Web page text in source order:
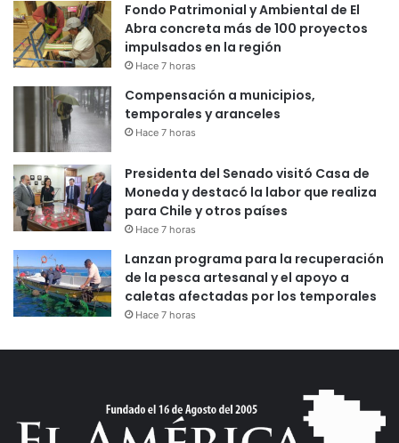
Fondo Patrimonial y Ambiental de El
Abra concreta más de 100 proyectos
impulsados en la región
Hace 7 horas
Compensación a municipios,
temporales y aranceles
Hace 7 horas
Presidenta del Senado visitó Casa de
Moneda y destacó la labor que realiza
para Chile y otros países
Hace 7 horas
Lanzan programa para la recuperación
de la pesca artesanal y el apoyo a
caletas afectadas por los temporales
Hace 7 horas